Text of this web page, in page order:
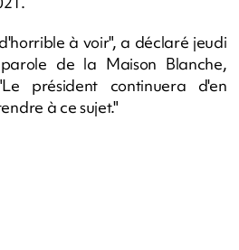
à voir", a déclaré jeudi
de la Maison Blanche,
président continuera d'en
à ce sujet."